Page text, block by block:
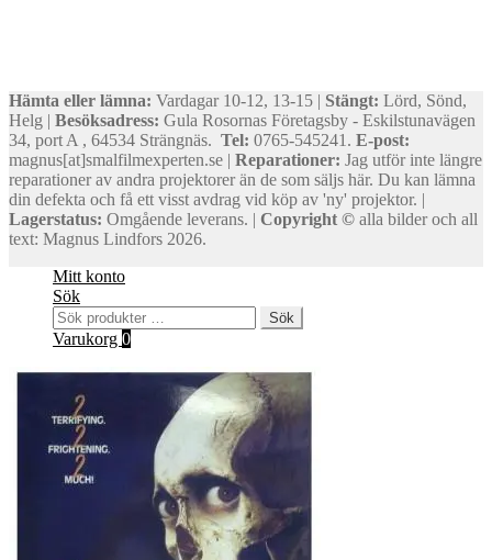
Hämta eller lämna: Vardagar 10-12, 13-15 | Stängt: Lörd, Sönd,
Helg | Besöksadress: Gula Rosornas Företagsby - Eskilstunavägen
34, port A , 64534 Strängnäs. Tel: 0765-545241. E-post:
magnus[at]smalfilmexperten.se | Reparationer: Jag utför inte längre
reparationer av andra projektorer än de som säljs här. Du kan lämna
din defekta och få ett visst avdrag vid köp av 'ny' projektor. |
Lagerstatus: Omgående leverans. | Copyright © alla bilder och all
text: Magnus Lindfors 2026.
Mitt konto
Sök
Sök
efter:
Sök
Varukorg 0